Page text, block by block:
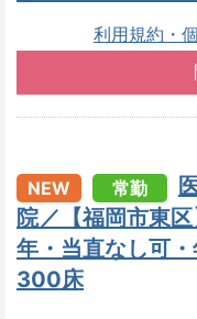
利用規約・
NEW 常勤
院／【福岡市東
年・当直なし可
300床